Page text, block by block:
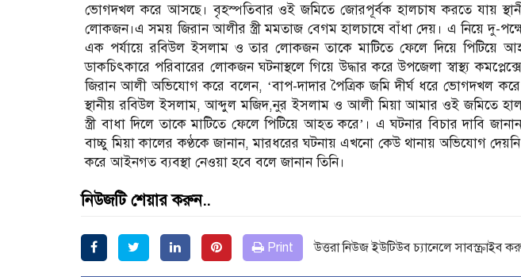
ভোগদখল করে আসছে। বৃহস্পতিবার ওই জমিতে জোরপূর্বক হালচাষ করতে যায়
লোকজন।এ সময় জিরান আলীর স্ত্রী মমতাজ বেগম হালচাষে বাঁধা দেয়। এ নিয়ে দু-
এক পর্যায়ে রবিউল ইসলাম ও তার লোকজন তাকে মাটিতে ফেলে দিয়ে পিটিয়ে
ডাকচিৎকারে পরিবারের লোকজন ঘটনাস্থলে গিয়ে উদ্ধার করে উপজেলা স্বাস্থ্য
জিরান আলী অভিযোগ করে বলেন, ‘বাপ-দাদার পৈত্রিক জমি দীর্ঘ ধরে ভোগদখল
স্থানীয় রবিউল ইসলাম, আব্দুল মজিদ,নুর ইসলাম ও আলী মিয়া আমার ওই জমিতে
স্ত্রী বাধা দিলে তাকে মাটিতে ফেলে পিটিয়ে আহত করে’। এ ঘটনার বিচার দাবি
বাচ্চু মিয়া কালের কণ্ঠকে জানান, মারধরের ঘটনায় এখনো কেউ থানায় অভিযোগ
করে আইনগত ব্যবস্থা নেওয়া হবে বলে জানান তিনি।
নিউজটি শেয়ার করুন..
Print উত্তরা নিউজ ইউটিউব চ্যানেলে সাবস্ক্রাইব